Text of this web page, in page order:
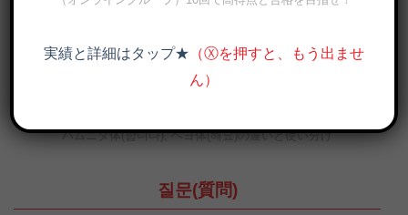
ハムニダ体(합니다), ヘヨ体(해요)の違いと使い分け
질문(質問)
実績と詳細はタップ★ （Ⓧを押すと、もう出ませ
ん）